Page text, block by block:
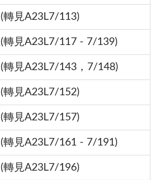
(轉見A23L7/113)
(轉見A23L7/117 - 7/139)
(轉見A23L7/143，7/148)
(轉見A23L7/152)
(轉見A23L7/157)
(轉見A23L7/161 - 7/191)
(轉見A23L7/196)